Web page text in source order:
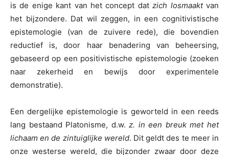
is de enige kant van het concept datzich losmaaktvan
het bijzondere. Dat wil zeggen, in een cognitivistische
epistemologie (van de zuivere rede), die bovendien
reductief is, door haar benadering van beheersing,
gebaseerd op een positivistische epistemologie (zoeken
naar zekerheid en bewijs door experimentele
demonstratie).
Een dergelijke epistemologie is geworteld in een reeds
lang bestaand Platonisme, d.w.z. in een breuk met het
lichaam en de zintuiglijke wereld. Dit geldt des te meer in
onze westerse wereld, die bijzonder zwaar door deze